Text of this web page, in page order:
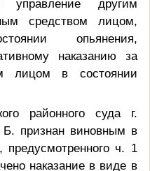
другим
средством лицом,
опьянения,
наказанию за
лицом в состоянии
районного суда г.
Б. признан виновным в
ч. 1
наказание в виде в